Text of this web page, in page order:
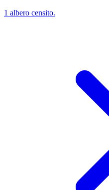
1 albero censito.